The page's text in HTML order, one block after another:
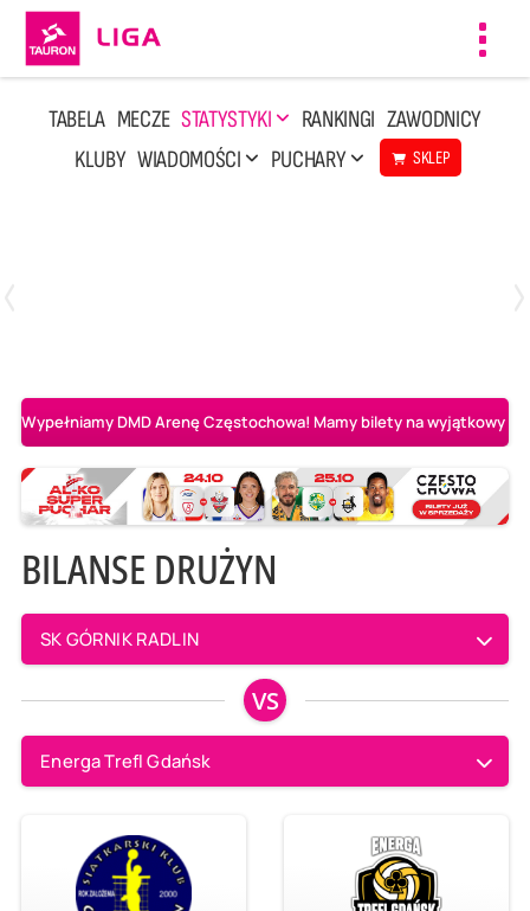
TABELA MECZE STATYSTYKI RANKINGI ZAWODNICY
KLUBY WIADOMOŚCI PUCHARY SKLEP
Wypełniamy DMD Arenę Częstochowa! Mamy bilety na wyjątkowy
BILANSE DRUŻYN
SK GÓRNIK RADLIN
VS
Energa Trefl Gdańsk